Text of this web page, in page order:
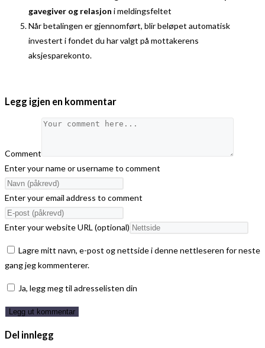
gavegiver og relasjon i meldingsfeltet
Når betalingen er gjennomført, blir beløpet automatisk
investert i fondet du har valgt på mottakerens
aksjesparekonto.
Legg igjen en kommentar
Comment
Enter your name or username to comment
Enter your email address to comment
Enter your website URL (optional)
Lagre mitt navn, e-post og nettside i denne nettleseren for neste
gang jeg kommenterer.
Ja, legg meg til adresselisten din
Del innlegg